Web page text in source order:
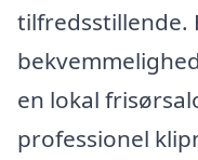
tilfredsstillende.
en lokal
professionel